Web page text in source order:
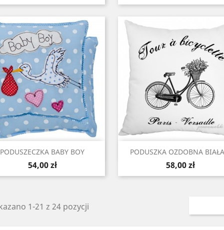
PODUSZECZKA BABY BOY
Cena
54,00 zł
Szybki podgląd PODUSZKA OZDOBNA
Cena
58,00 zł
Szybki podgląd
1-21 z 24 pozycji